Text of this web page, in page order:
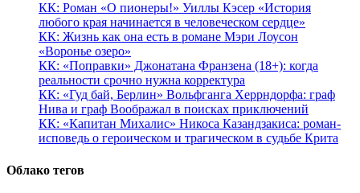
КК: Роман «О пионеры!» Уиллы Кэсер «История
любого края начинается в человеческом сердце»
КК: Жизнь как она есть в романе Мэри Лоусон
«Воронье озеро»
КК: «Поправки» Джонатана Франзена (18+): когда
реальности срочно нужна корректура
КК: «Гуд бай, Берлин» Вольфганга Херрндорфа: граф
Нива и граф Воображал в поисках приключений
КК: «Капитан Михалис» Никоса Казандзакиса: роман-
исповедь о героическом и трагическом в судьбе Крита
Облако тегов